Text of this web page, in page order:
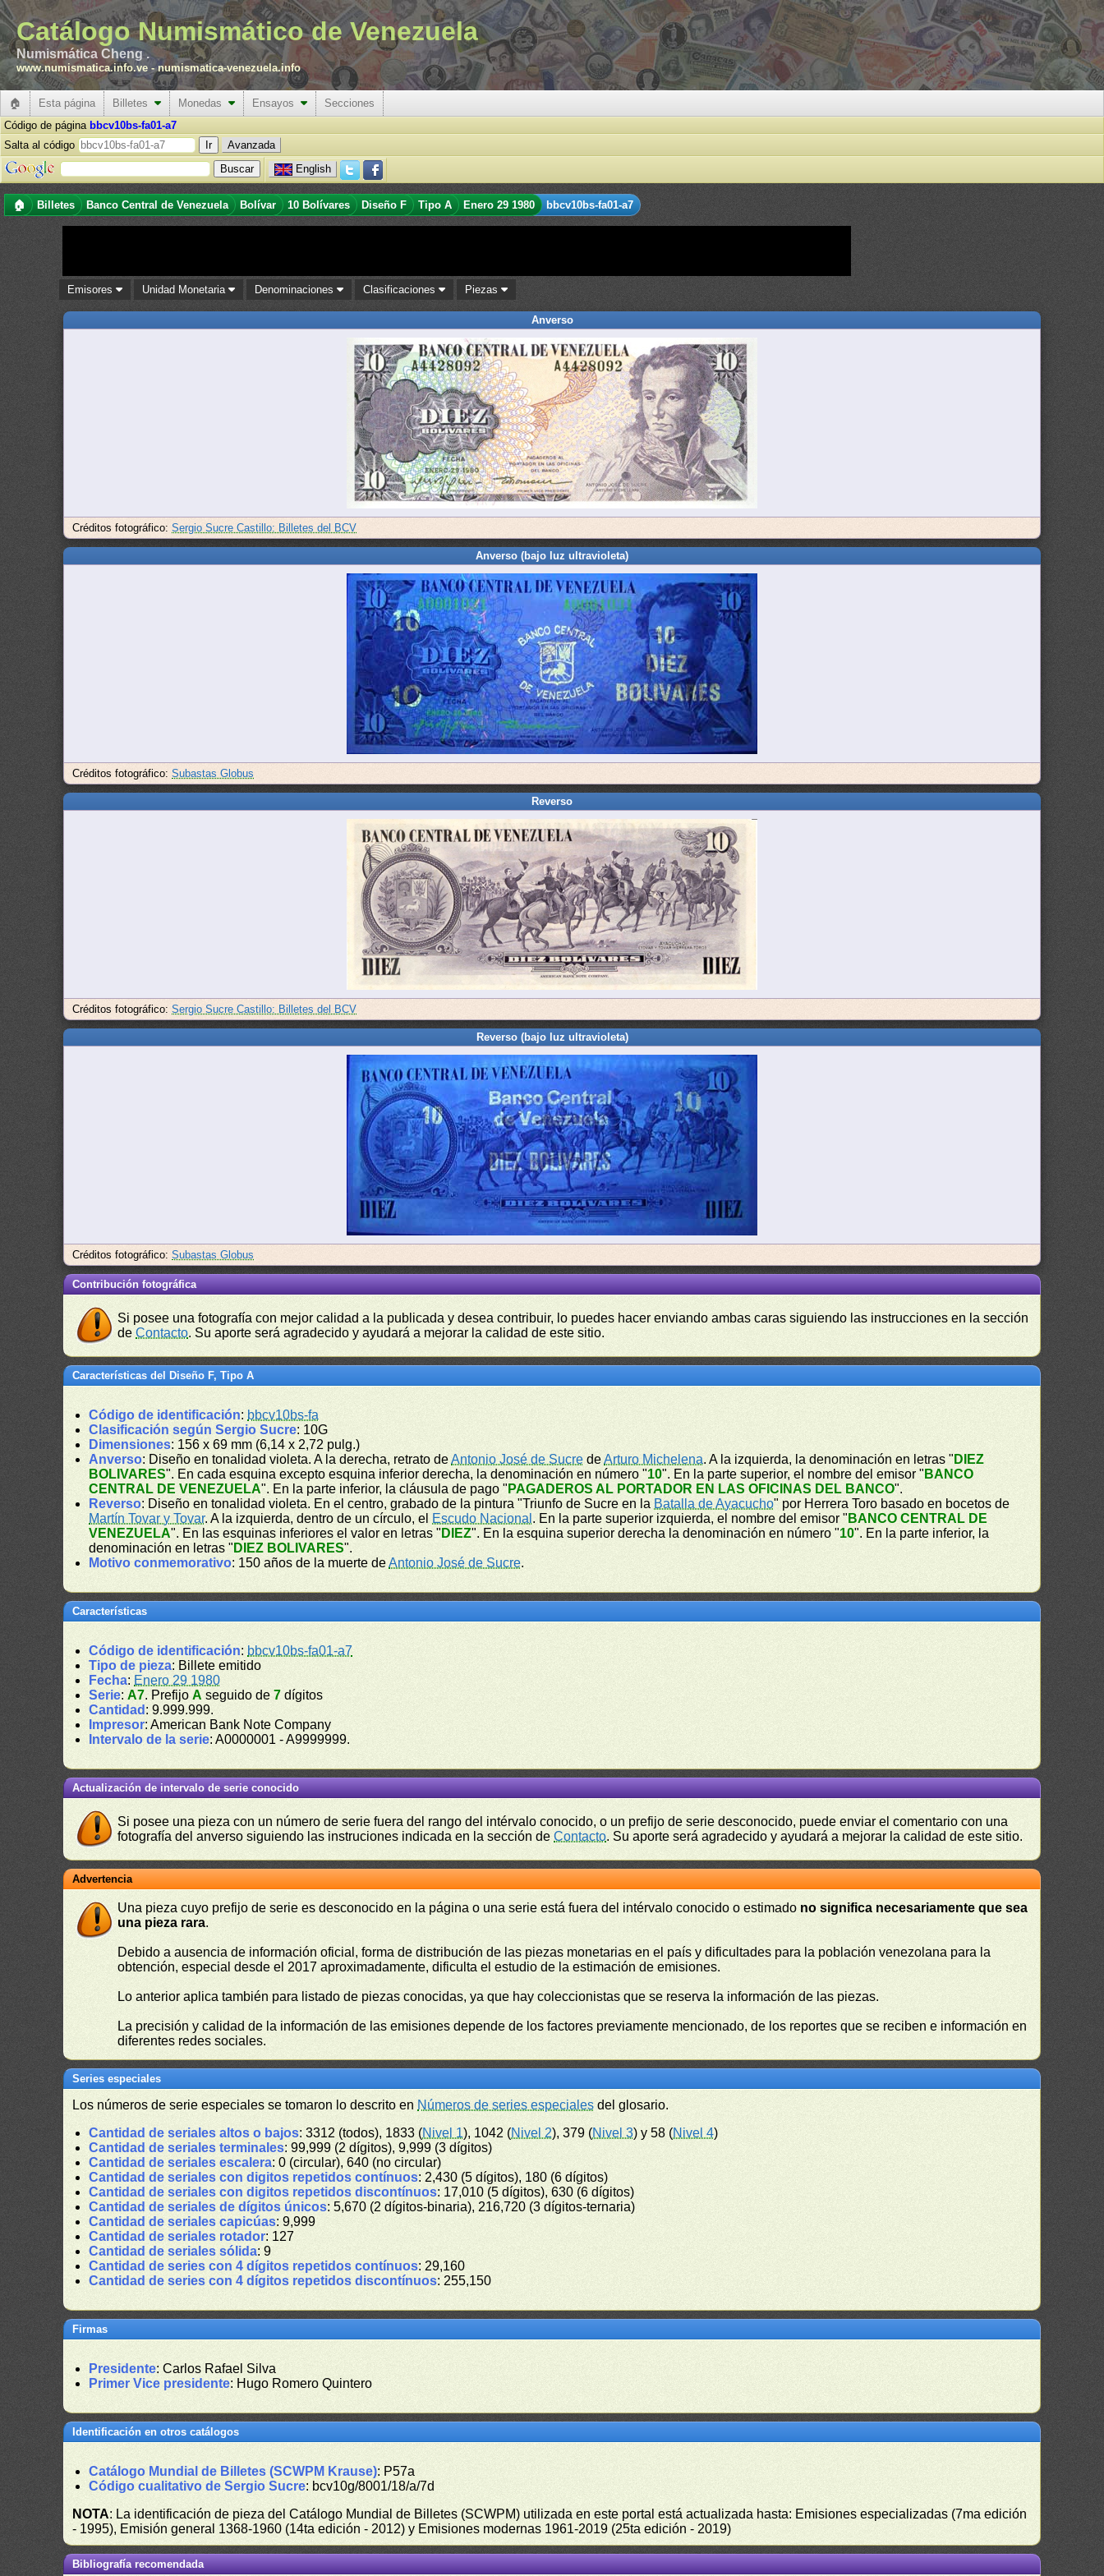
Catálogo Numismático de Venezuela
Numismática Cheng .
www.numismatica.info.ve -numismatica-venezuela.info
🏠 Esta página Billetes Monedas Ensayos
Secciones
Código de página bbcv10bs-fa01-a7
Salta al código
Avanzada
English
🏠 Billetes Banco Central de Venezuela Bolívar 10 Bolívares Diseño F Tipo A Enero 29 1980 bbcv10bs-fa01-a7
Emisores Unidad Monetaria Denominaciones Clasificaciones Piezas
Anverso
Créditos fotográfico:Sergio Sucre Castillo: Billetes del BCV
Anverso (bajo luz ultravioleta)
Créditos fotográfico:Subastas Globus
Reverso
Créditos fotográfico:Sergio Sucre Castillo: Billetes del BCV
Reverso (bajo luz ultravioleta)
Créditos fotográfico:Subastas Globus
Contribución fotográfica
Si posee una fotografía con mejor calidad a la publicada y desea contribuir, lo puedes hacer enviando ambas caras siguiendo las instrucciones en la sección
deContacto. Su aporte será agradecido y ayudará a mejorar la calidad de este sitio.
Características del Diseño F, Tipo A
Código de identificación: bbcv10bs-fa
Clasificación según Sergio Sucre: 10G
Dimensiones: 156 x 69 mm (6,14 x 2,72 pulg.)
Anverso: Diseño en tonalidad violeta. A la derecha, retrato deAntonio José de Sucre deArturo Michelena. A la izquierda, la denominación en letras " DIEZ
BOLIVARES". En cada esquina excepto esquina inferior derecha, la denominación en número "10". En la parte superior, el nombre del emisor " BANCO
CENTRAL DE VENEZUELA". En la parte inferior, la cláusula de pago " PAGADEROS AL PORTADOR EN LAS OFICINAS DEL BANCO".
Reverso: Diseño en tonalidad violeta. En el centro, grabado de la pintura "Triunfo de Sucre en la Batalla de Ayacucho" por Herrera Toro basado en bocetos de
Martín Tovar y Tovar. A la izquierda, dentro de un círculo, el Escudo Nacional . En la parte superior izquierda, el nombre del emisor " BANCO CENTRAL DE
VENEZUELA". En las esquinas inferiores el valor en letras " DIEZ". En la esquina superior derecha la denominación en número "10". En la parte inferior, la
denominación en letras " DIEZ BOLIVARES".
Motivo conmemorativo: 150 años de la muerte deAntonio José de Sucre.
Características
Código de identificación: bbcv10bs-fa01-a7
Tipo de pieza: Billete emitido
Fecha: Enero 29 1980
Serie:A7. PrefijoA seguido de7 dígitos
Cantidad : 9.999.999.
Impresor: American Bank Note Company
Intervalo de la serie: A0000001 - A9999999.
Actualización de intervalo de serie conocido
Si posee una pieza con un número de serie fuera del rango del intérvalo conocido, o un prefijo de serie desconocido, puede enviar el comentario con una
fotografía del anverso siguiendo las instruciones indicada en la sección deContacto. Su aporte será agradecido y ayudará a mejorar la calidad de este sitio.
Advertencia
Una pieza cuyo prefijo de serie es desconocido en la página o una serie está fuera del intérvalo conocido o estimado no significa necesariamente que sea
una pieza rara.
Debido a ausencia de información oficial, forma de distribución de las piezas monetarias en el país y dificultades para la población venezolana para la
obtención, especial desde el 2017 aproximadamente, dificulta el estudio de la estimación de emisiones.
Lo anterior aplica también para listado de piezas conocidas, ya que hay coleccionistas que se reserva la información de las piezas.
La precisión y calidad de la información de las emisiones depende de los factores previamente mencionado, de los reportes que se reciben e información en
diferentes redes sociales.
Series especiales
Los números de serie especiales se tomaron lo descrito en Números de series especiales del glosario.
Cantidad de seriales altos o bajos: 3312 (todos), 1833 (Nivel 1), 1042 (Nivel 2), 379 (Nivel 3) y 58 (Nivel 4)
Cantidad de seriales terminales: 99,999 (2 dígitos), 9,999 (3 dígitos)
Cantidad de seriales escalera: 0 (circular), 640 (no circular)
Cantidad de seriales con digitos repetidos contínuos: 2,430 (5 dígitos), 180 (6 dígitos)
Cantidad de seriales con digitos repetidos discontínuos: 17,010 (5 dígitos), 630 (6 dígitos)
Cantidad de seriales de dígitos únicos: 5,670 (2 dígitos-binaria), 216,720 (3 dígitos-ternaria)
Cantidad de seriales capicúas: 9,999
Cantidad de seriales rotador: 127
Cantidad de seriales sólida: 9
Cantidad de series con 4 dígitos repetidos contínuos: 29,160
Cantidad de series con 4 dígitos repetidos discontínuos: 255,150
Firmas
Presidente: Carlos Rafael Silva
Primer Vice presidente: Hugo Romero Quintero
Identificación en otros catálogos
Catálogo Mundial de Billetes (SCWPM Krause): P57a
Código cualitativo de Sergio Sucre: bcv10g/8001/18/a/7d
NOTA: La identificación de pieza del Catálogo Mundial de Billetes (SCWPM) utilizada en este portal está actualizada hasta: Emisiones especializadas (7ma edición
- 1995), Emisión general 1368-1960 (14ta edición - 2012) y Emisiones modernas 1961-2019 (25ta edición - 2019)
Bibliografía recomendada